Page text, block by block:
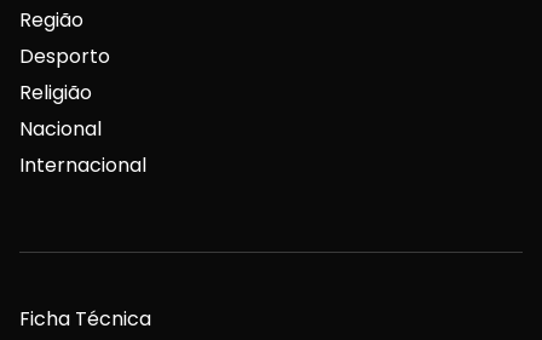
Região
Desporto
Religião
Nacional
Internacional
Ficha Técnica